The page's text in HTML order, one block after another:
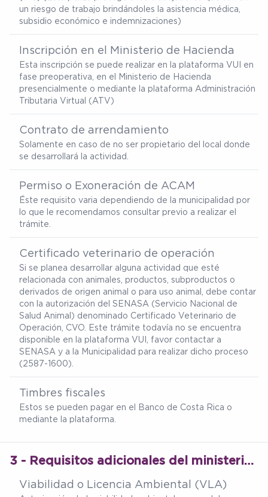
un riesgo de trabajo brindándoles la asistencia médica,
subsidio económico e indemnizaciones)
Inscripción en el Ministerio de Hacienda
Esta inscripción se puede realizar en la plataforma VUI en
fase preoperativa, en el Ministerio de Hacienda
presencialmente o mediante la plataforma Administración
Tributaria Virtual (ATV)
Contrato de arrendamiento
Solamente en caso de no ser propietario del local donde
se desarrollará la actividad.
Permiso o Exoneración de ACAM
Éste requisito varia dependiendo de la municipalidad por
lo que le recomendamos consultar previo a realizar el
trámite.
Certificado veterinario de operación
Si se planea desarrollar alguna actividad que esté
relacionada con animales, productos, subproductos o
derivados de origen animal o para uso animal, debe contar
con la autorización del SENASA (Servicio Nacional de
Salud Animal) denominado Certificado Veterinario de
Operación, CVO. Este trámite todavía no se encuentra
disponible en la plataforma VUI, favor contactar a
SENASA y a la Municipalidad para realizar dicho proceso
(2587-1600).
Timbres fiscales
Estos se pueden pagar en el Banco de Costa Rica o
mediante la plataforma.
3 - Requisitos adicionales del ministerio de salud
Viabilidad o Licencia Ambiental (VLA)